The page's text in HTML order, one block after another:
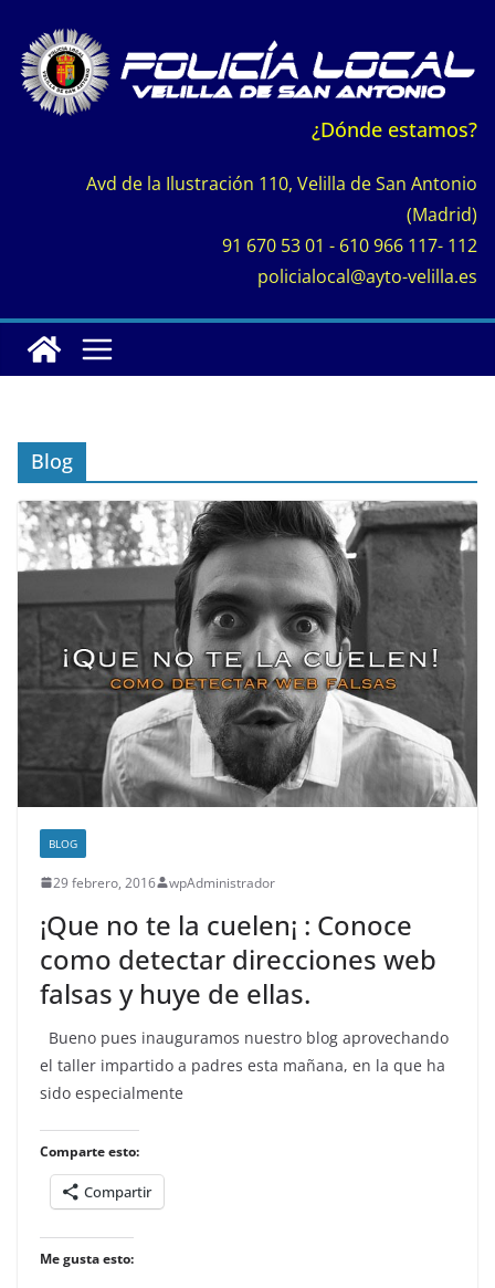
contenido
¿Dónde estamos?
Avd de la Ilustración 110, Velilla de San Antonio
(Madrid)
91 670 53 01 - 610 966 117- 112
policialocal@ayto-velilla.es
Blog
BLOG
29 febrero, 2016 wpAdministrador
¡Que no te la cuelen¡ : Conoce
como detectar direcciones web
falsas y huye de ellas.
Bueno pues inauguramos nuestro blog aprovechando
el taller impartido a padres esta mañana, en la que ha
sido especialmente
Comparte esto:
Compartir
Me gusta esto: